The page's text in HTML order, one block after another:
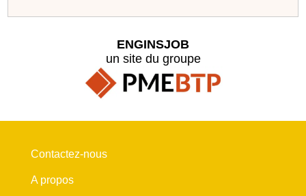
ENGINSJOB
un site du groupe
Contactez-nous
A propos